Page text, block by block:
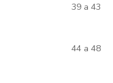
39 a 43
44 a 48